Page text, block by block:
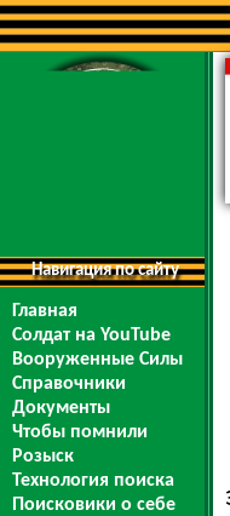
Навигация по сайту
Главная
Солдат на YouTube
Вооруженные Силы
Справочники
Документы
Чтобы помнили
Розыск
Технология поиска
Поисковики о себе